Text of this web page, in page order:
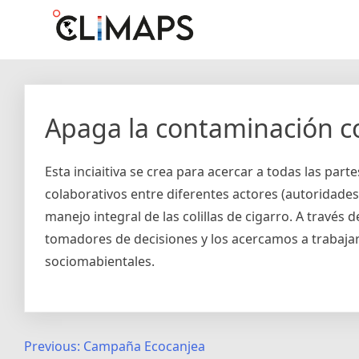
Climaps.org
Mapas de acción climática en Latinoamérica y el caribe
Apaga la contaminación
Esta inciaitiva se crea para acercar a todas las
colaborativos entre diferentes actores
manejo integral de las colillas de cigarro. A través
tomadores de decisiones y los acercamos a
sociomabientales.
PostPrevious: Campaña Ecocanjea